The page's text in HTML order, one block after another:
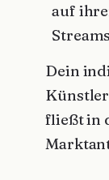
auf
Dein
fließt in